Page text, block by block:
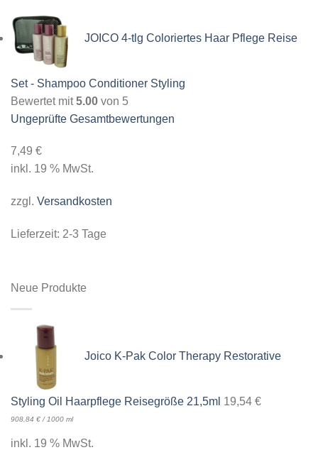
JOICO 4-tlg Coloriertes Haar Pflege Reise
Set - Shampoo Conditioner Styling
Bewertet mit5.00 von 5
Ungeprüfte Gesamtbewertungen
7,49 €
inkl. 19 % MwSt.
zzgl. Versandkosten
Lieferzeit: 2-3 Tage
Neue Produkte
Joico K-Pak Color Therapy Restorative
Styling Oil Haarpflege Reisegröße 21,5ml 19,54 €
908,84 € / 1000 ml
inkl. 19 % MwSt.